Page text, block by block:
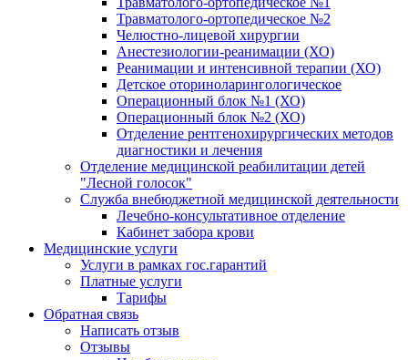
Травматолого-ортопедическое №2
Челюстно-лицевой хирургии
Анестезиологии-реанимации (ХО)
Реанимации и интенсивной терапии (ХО)
Детское оториноларингологическое
Операционный блок №1 (ХО)
Операционный блок №2 (ХО)
Отделение рентгенохирургических методов
диагностики и лечения
Отделение медицинской реабилитации детей
"Лесной голосок"
Служба внебюджетной медицинской деятельности
Лечебно-консультативное отделение
Кабинет забора крови
Медицинские услуги
Услуги в рамках гос.гарантий
Платные услуги
Тарифы
Обратная связь
Написать отзыв
Отзывы